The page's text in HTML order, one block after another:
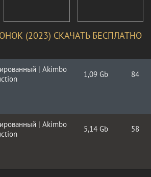
(2023) СКАЧАТЬ БЕСПЛАТНО
| Akimbo
1,09 Gb 84
| Akimbo
5,14 Gb 58